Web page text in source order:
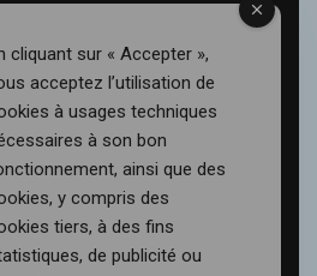
générale
à Caissargues et Garons
et +
prestations
cliquant sur « Accepter »,
acceptez l’utilisation de
à usages techniques
à son bon
ainsi que des
y compris des
tiers, à des fins
de publicité ou